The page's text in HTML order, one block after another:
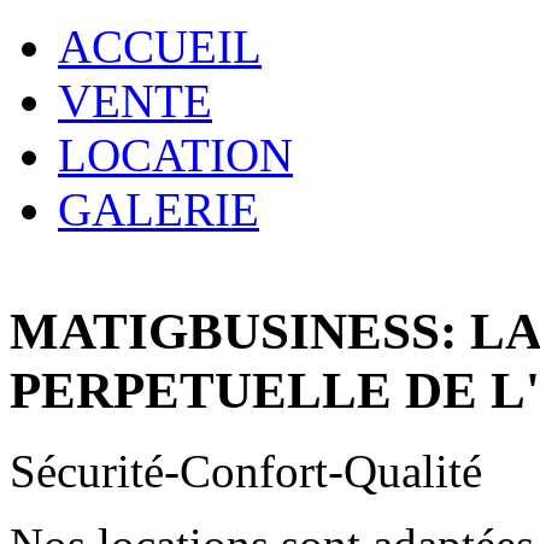
ACCUEIL
VENTE
LOCATION
GALERIE
MATIGBUSINESS:
PERPETUELLE DE
Sécurité-Confort-Qualité